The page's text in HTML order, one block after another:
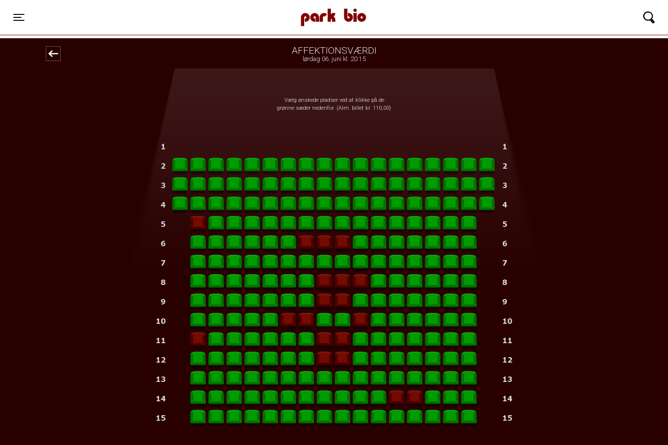
AFFEKTIONSVÆRDI
lørdag 06. juni kl. 20:15
Vælg ønskede pladser ved at klikke på de
grønne sæder nedenfor. (Alm. billet kr. 110,00)
1step-front02 031627